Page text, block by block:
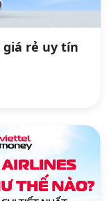
giá rẻ uy tín